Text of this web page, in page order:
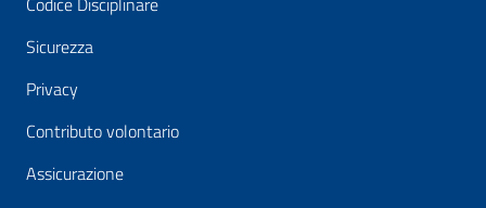
Sicurezza
Privacy
Contributo volontario
Assicurazione